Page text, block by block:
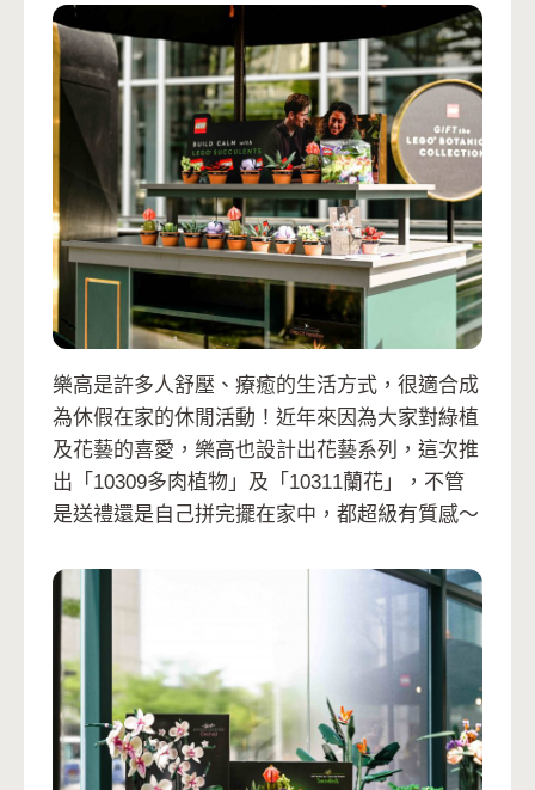
樂高是許多人舒壓、療癒的生活方式，很適合成
為休假在家的休閒活動！近年來因為大家對綠植
及花藝的喜愛，樂高也設計出花藝系列，這次推
出「10309多肉植物」及「10311蘭花」，不管
是送禮還是自己拼完擺在家中，都超級有質感～